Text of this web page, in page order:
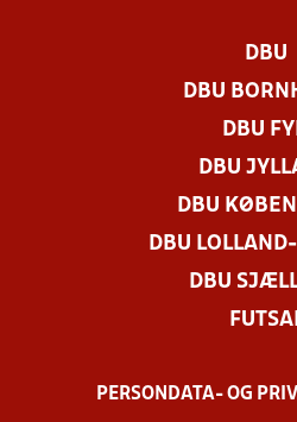
DBU
DBU
DBU
DBU
DBU
DBU
DBU
PERSONDATA- OG